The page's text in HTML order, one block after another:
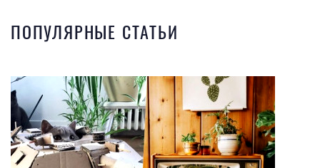
ПОПУЛЯРНЫЕ СТАТЬИ